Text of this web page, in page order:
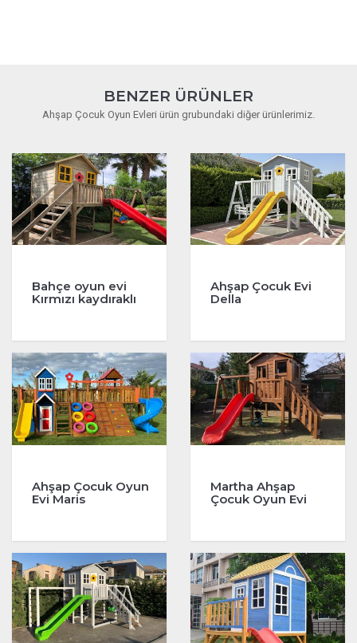
BENZER ÜRÜNLER
Ahşap Çocuk Oyun Evleri ürün grubundaki diğer ürünlerimiz.
Bahçe oyun evi
Kırmızı kaydıraklı
Ahşap Çocuk Evi
Della
Ahşap Çocuk Oyun
Evi Maris
Martha Ahşap
Çocuk Oyun Evi